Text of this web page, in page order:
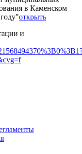
в Каменском
открыть
и